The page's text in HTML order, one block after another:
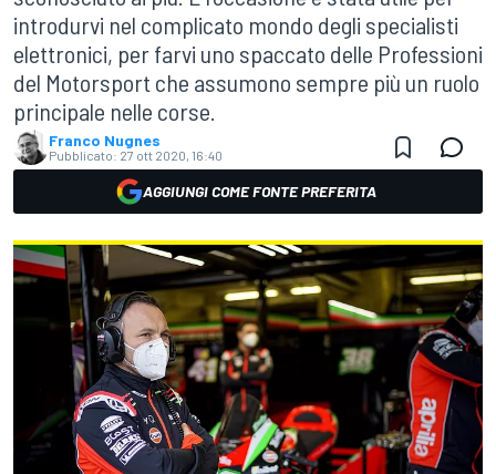
introdurvi nel complicato mondo degli specialisti
elettronici, per farvi uno spaccato delle Professioni
del Motorsport che assumono sempre più un ruolo
principale nelle corse.
Franco Nugnes
Pubblicato: 27 ott 2020, 16:40
AGGIUNGI COME FONTE PREFERITA